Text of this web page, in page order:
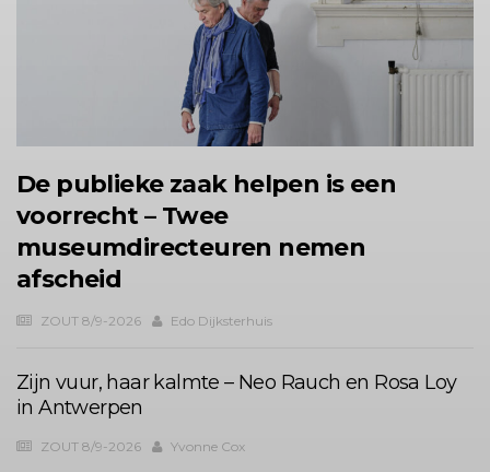
De publieke zaak helpen is een
voorrecht – Twee
museumdirecteuren nemen
afscheid
ZOUT 8/9-2026 Edo Dijksterhuis
Zijn vuur, haar kalmte – Neo Rauch en Rosa Loy
in Antwerpen
ZOUT 8/9-2026 Yvonne Cox